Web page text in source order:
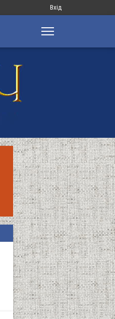
Меню
запису
Вхід